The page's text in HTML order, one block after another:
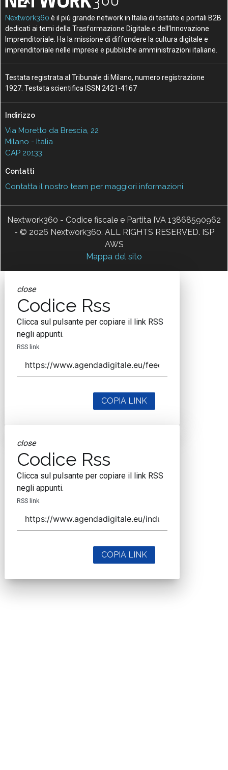
Nextwork360 è il più grande network in Italia di testate e portali B2B
dedicati ai temi della Trasformazione Digitale e dell’Innovazione
Imprenditoriale. Ha la missione di diffondere la cultura digitale e
imprenditoriale nelle imprese e pubbliche amministrazioni italiane.
Testata registrata al Tribunale di Milano, numero registrazione
1927. Testata scientifica ISSN 2421-4167
Indirizzo
Via Moretto da Brescia, 22
Milano - Italia
CAP 20133
Contatti
Contatta il nostro team per maggiori informazioni
Nextwork360 - Codice fiscale e Partita IVA 13868590962
- © 2026 Nextwork360. ALL RIGHTS RESERVED. ISP
AWS
Mappa del sito
close
Codice Rss
Clicca sul pulsante per copiare il link RSS
negli appunti.
RSS link
COPIA LINK
close
Codice Rss
Clicca sul pulsante per copiare il link RSS
negli appunti.
RSS link
COPIA LINK